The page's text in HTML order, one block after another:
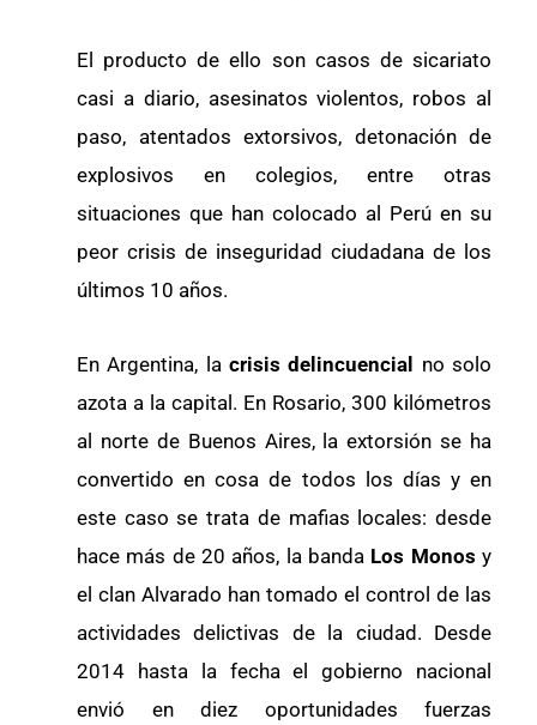
El producto de ello son casos de sicariato
casi a diario, asesinatos violentos, robos al
paso, atentados extorsivos, detonación de
explosivos en colegios, entre otras
situaciones que han colocado al Perú en su
peor crisis de inseguridad ciudadana de los
últimos 10 años.
En Argentina, la crisis delincuencial no solo
azota a la capital. En Rosario, 300 kilómetros
al norte de Buenos Aires, la extorsión se ha
convertido en cosa de todos los días y en
este caso se trata de mafias locales: desde
hace más de 20 años, la banda Los Monos y
el clan Alvarado han tomado el control de las
actividades delictivas de la ciudad. Desde
2014 hasta la fecha el gobierno nacional
envió en diez oportunidades fuerzas